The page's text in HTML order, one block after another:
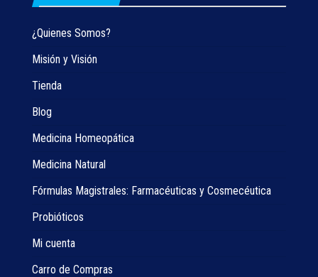
¿Quienes Somos?
Misión y Visión
Tienda
Blog
Medicina Homeopática
Medicina Natural
Fórmulas Magistrales: Farmacéuticas y Cosmecéutica
Probióticos
Mi cuenta
Carro de Compras